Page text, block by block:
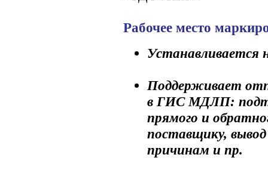
Рабочее место
Устанавливается
Поддерживает
в ГИС МДЛП:
прямого и
поставщику,
причинам и пр.